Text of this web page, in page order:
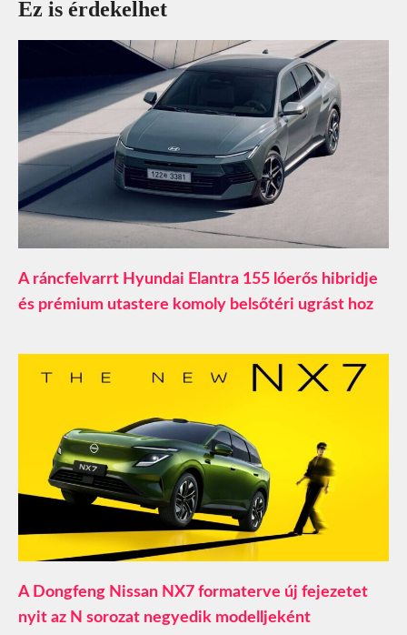
Ez is érdekelhet
A ráncfelvarrt Hyundai Elantra 155 lóerős hibridje
és prémium utastere komoly belsőtéri ugrást hoz
A Dongfeng Nissan NX7 formaterve új fejezetet
nyit az N sorozat negyedik modelljeként